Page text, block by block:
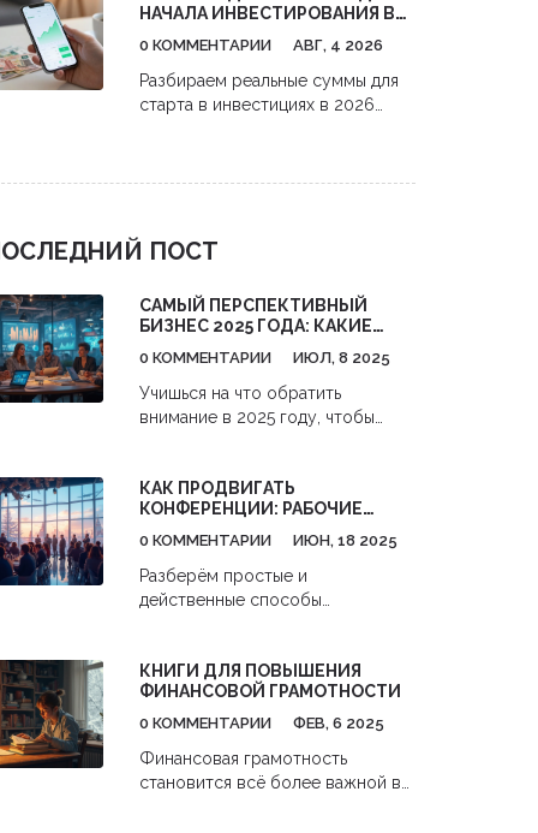
пользы и окупить затраты.
НАЧАЛА ИНВЕСТИРОВАНИЯ В
СТРАТЕГИИ С НУЛЯ
0 КОММЕНТАРИИ АВГ, 4 2026
Разбираем реальные суммы для
старта в инвестициях в 2026
ПОСТ
САМЫЙ ПЕРСПЕКТИВНЫЙ
БИЗНЕС 2025 ГОДА: КАКИЕ
0 КОММЕНТАРИИ ИЮЛ, 8 2025
Учишься на что обратить
внимание в 2025 году, чтобы
тренды, цифры, ошибки и
неожиданные ниши.
КАК ПРОДВИГАТЬ
КОНФЕРЕНЦИИ: РАБОЧИЕ
0 КОММЕНТАРИИ ИЮН, 18 2025
Разберём простые и
действенные способы
аудиторию, работать с
партнёрами, использовать
соцсети и рассылки без воды и
конкретных примерах, как
действуют крупные и локальные
КНИГИ ДЛЯ ПОВЫШЕНИЯ
ФИНАНСОВОЙ ГРАМОТНОСТИ
0 КОММЕНТАРИИ ФЕВ, 6 2025
Финансовая грамотность
становится всё более важной в